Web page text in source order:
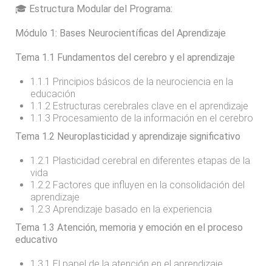
🎓 Estructura Modular del Programa:
Módulo 1: Bases Neurocientíficas del Aprendizaje
Tema 1.1 Fundamentos del cerebro y el aprendizaje
1.1.1 Principios básicos de la neurociencia en la
educación
1.1.2 Estructuras cerebrales clave en el aprendizaje
1.1.3 Procesamiento de la información en el cerebro
Tema 1.2 Neuroplasticidad y aprendizaje significativo
1.2.1 Plasticidad cerebral en diferentes etapas de la
vida
1.2.2 Factores que influyen en la consolidación del
aprendizaje
1.2.3 Aprendizaje basado en la experiencia
Tema 1.3 Atención, memoria y emoción en el proceso
educativo
1.3.1 El papel de la atención en el aprendizaje